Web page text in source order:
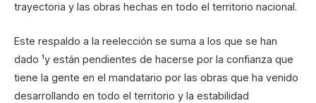
trayectoria y las obras hechas en todo el territorio nacional.
Este respaldo a la reelección se suma a los que se han
dado ¹y están pendientes de hacerse por la confianza que
tiene la gente en el mandatario por las obras que ha venido
desarrollando en todo el territorio y la estabilidad